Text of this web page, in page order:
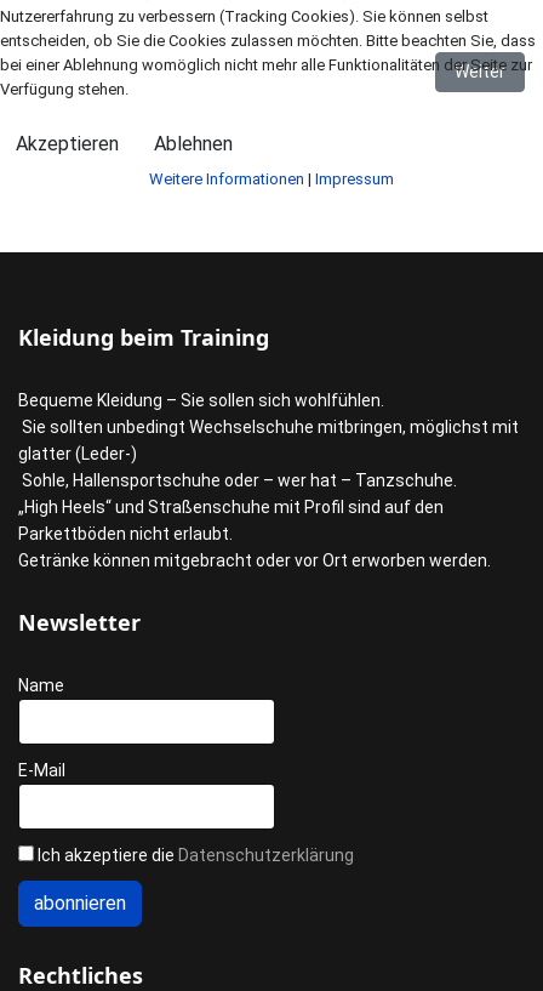
Nächster
Weiter
Kleidung beim Training
Bequeme Kleidung – Sie sollen sich wohlfühlen.
Sie sollten unbedingt Wechselschuhe mitbringen, möglichst mit
glatter (Leder-)
Sohle, Hallensportschuhe oder – wer hat – Tanzschuhe.
„High Heels“ und Straßenschuhe mit Profil sind auf den
Parkettböden nicht erlaubt.
Getränke können mitgebracht oder vor Ort erworben werden.
Newsletter
Name
E-Mail
Ich akzeptiere die Datenschutzerklärung
Rechtliches
Nutzererfahrung zu verbessern (Tracking Cookies). Sie können selbst
entscheiden, ob Sie die Cookies zulassen möchten. Bitte beachten Sie, dass
bei einer Ablehnung womöglich nicht mehr alle Funktionalitäten der Seite zur
Verfügung stehen.
Akzeptieren Ablehnen
Weitere Informationen | Impressum